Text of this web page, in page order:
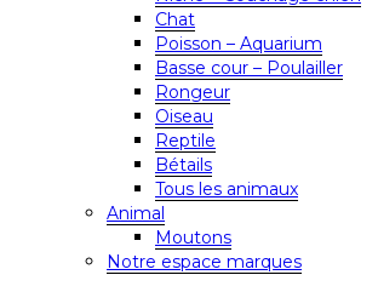
Chat
Poisson – Aquarium
Basse cour – Poulailler
Rongeur
Oiseau
Reptile
Bétails
Tous les animaux
Animal
Moutons
Notre espace marques